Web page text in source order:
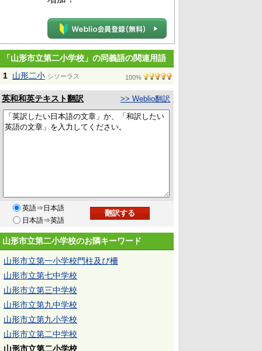
「山形市立第二小学校」の同義語の関連用語
1 山形二小 シソーラス 100%
英和和英テキスト翻訳 >> Weblio翻訳
英語⇒日本語
日本語⇒英語
山形市立第二小学校のお隣キーワード
山形市立第一小学校門柱及び柵
山形市立第七中学校
山形市立第三中学校
山形市立第九中学校
山形市立第九小学校
山形市立第二中学校
山形市立第二小学校